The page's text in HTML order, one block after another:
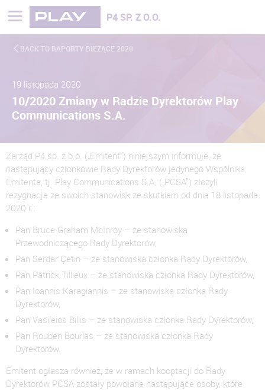
Play - Najszybciej rozwijająca się sieć
P4 SP. Z O.O.
BACK TO RAPORTY BIEŻĄCE 2020
19 listopada 2020
10/2020 Zmiany w Radzie Dyrektorów Play
Communications S.A.
Zarząd P4 sp. z o.o. („Emitent”) niniejszym informuje, że
następujący członkowie Rady Dyrektorów jedynego Wspólnika
Emitenta, tj. Play Communications S.A. („PCSA”) złożyli
rezygnacje ze swoich stanowisk ze skutkiem od dnia 18 listopada
2020 r.:
Pan Bruce Graham McInroy – ze stanowiska
Przewodniczącego Rady Dyrektorów,
Pan Serdar Çetin – ze stanowiska członka Rady Dyrektorów,
Pan Patrick Tillieux – ze stanowiska członka Rady Dyrektorów,
Pan Ioannis Karagiannis – ze stanowiska członka Rady
Dyrektorów,
Pan Vasileios Billis – ze stanowiska członka Rady Dyrektorów,
Pan Rouben Bourlas – ze stanowiska członka Rady
Dyrektorów.
Emitent ogłasza również, że w ramach kooptacji do Rady
Dyrektorów PCSA zostały powołane następujące osoby, które